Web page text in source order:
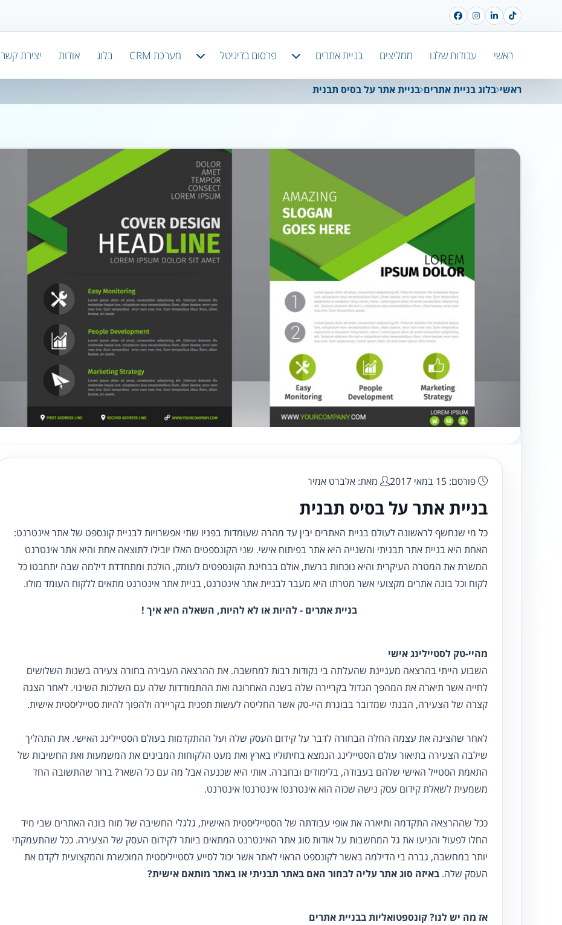
ראשי עבודות שלנו ממליצים בניית אתרים פרסום בדיגיטל מערכת CRM בלוג אודות יצירת קשר
ראשי בלוג בניית אתרים בניית אתר על בסיס תבנית
פורסם: 15 במאי 2017 מאת: אלברט אמיר
בניית אתר על בסיס תבנית
כל מי שנחשף לראשונה לעולם בניית האתרים יבין עד מהרה שעומדות בפניו שתי אפשרויות לבניית קונספט של אתר אינטרנט:
האחת היא בניית אתר תבניתי והשנייה היא אתר בפיתוח אישי. שני הקונספטים האלו יובילו לתוצאה אחת והיא אתר אינטרנט
המשרת את המטרה העיקרית והיא נוכחות ברשת, אולם בבחינת הקונספטים לעומק, הולכת ומתחדדת דילמה שבה יתחבטו כל
לקוח וכל בונה אתרים מקצועי אשר מטרתו היא מעבר לבניית אתר אינטרנט, בניית אתר אינטרנט מתאים ללקוח העומד מולו.
בניית אתרים - להיות או לא להיות, השאלה היא איך !
מהיי-טק לסטיילינג אישי
השבוע הייתי בהרצאה מעניינת שהעלתה בי נקודות רבות למחשבה. את ההרצאה העבירה בחורה צעירה בשנות השלושים
לחייה אשר תיארה את המהפך הגדול בקריירה שלה בשנה האחרונה ואת ההתמודדות שלה עם השלכות השינוי. לאחר הצגה
קצרה של הצעירה, הבנתי שמדובר בבוגרת היי-טק אשר החליטה לעשות תפנית בקריירה ולהפוך להיות סטייליסטית אישית.
לאחר שהציגה את עצמה החלה הבחורה לדבר על קידום העסק שלה ועל ההתקדמות בעולם הסטיילינג האישי. את התהליך
שילבה הצעירה בתיאור עולם הסטיילינג הנמצא בחיתוליו בארץ ואת מעט הלקוחות המבינים את המשמעות ואת החשיבות של
התאמת הסטייל האישי שלהם בעבודה, בלימודים ובחברה. אותי היא שכנעה אבל מה עם כל השאר? ברור שהתשובה החד
משמעית לשאלת קידום עסק נישה שכזה הוא אינטרנט! אינטרנט! אינטרנט.
ככל שההרצאה התקדמה ותיארה את אופי עבודתה של הסטייליסטית האישית, גלגלי החשיבה של מוח בונה האתרים שבי מיד
החלו לפעול והניעו את גל המחשבות על אודות סוג אתר האינטרנט המתאים ביותר לקידום העסק של הצעירה. ככל שהתעמקתי
יותר במחשבה, גברה בי הדילמה באשר לקונספט הראוי לאתר אשר יכול לסייע לסטייליסטית המוכשרת והמקצועית לקדם את
העסק שלה.באיזה סוג אתר עליה לבחור האם באתר תבניתי או באתר מותאם אישית?
אז מה יש לנו? קונספטואליות בבניית אתרים